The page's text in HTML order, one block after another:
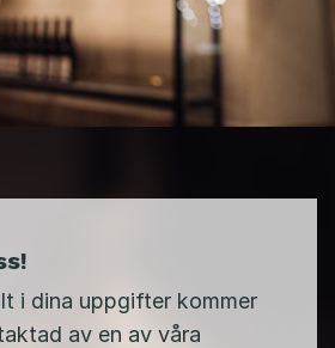
i dina uppgifter kommer
av en av våra